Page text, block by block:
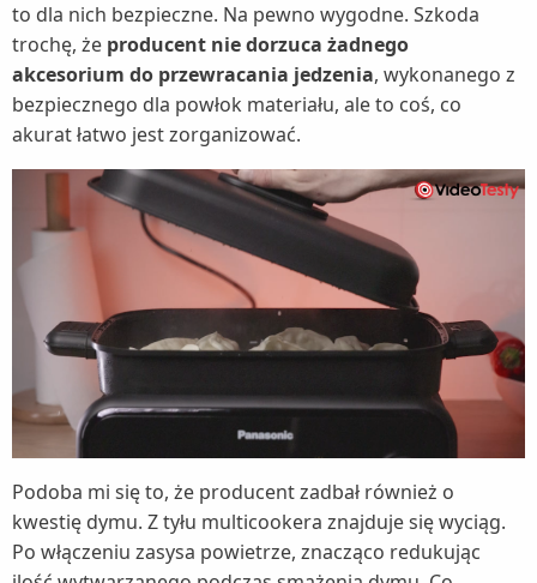
to dla nich bezpieczne. Na pewno wygodne. Szkoda
trochę, że producent nie dorzuca żadnego
akcesorium do przewracania jedzenia, wykonanego z
bezpiecznego dla powłok materiału, ale to coś, co
akurat łatwo jest zorganizować.
Podoba mi się to, że producent zadbał również o
kwestię dymu. Z tyłu multicookera znajduje się wyciąg.
Po włączeniu zasysa powietrze, znacząco redukując